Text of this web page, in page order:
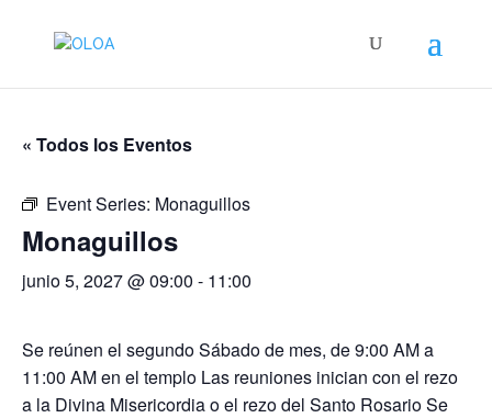
« Todos los Eventos
Event Series: Monaguillos
Monaguillos
junio 5, 2027 @ 09:00 - 11:00
Se reúnen el segundo Sábado de mes, de 9:00 AM a
11:00 AM en el templo Las reuniones inician con el rezo
a la Divina Misericordia o el rezo del Santo Rosario Se